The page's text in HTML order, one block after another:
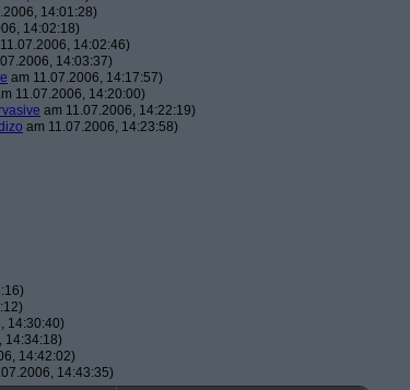
14:01:28)
14:02:18)
14:02:46)
14:03:37)
am 11.07.2006, 14:17:57)
11.07.2006, 14:20:00)
am 11.07.2006, 14:22:19)
am 11.07.2006, 14:23:58)
14:30:40)
14:34:18)
14:42:02)
14:43:35)